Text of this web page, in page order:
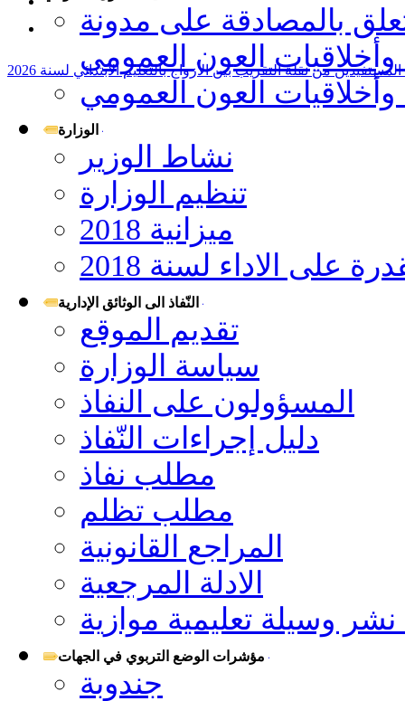
من نقلة التقريب بين الأزواج بالتعليم الابتدائي لسنة 2026
4030 لسنة2014 يتعلق بالمصادقة على مدونة
العون العمومي
العون العمومي
الوزارة
نشاط الوزير
تنظيم الوزارة
ميزانية 2018
على الاداء لسنة 2018
النّفاذ الى الوثائق الإدارية
تقديم الموقع
سياسة الوزارة
المسؤولون على النفاذ
دليل إجراءات النّفاذ
مطلب نفاذ
مطلب تظلم
المراجع القانونية
الادلة المرجعية
وسيلة تعليمية موازية
مؤشرات الوضع التربوي في الجهات
جندوبة